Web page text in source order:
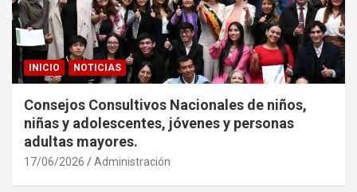
INICIO NOTICIAS
Consejos Consultivos Nacionales de niños,
niñas y adolescentes, jóvenes y personas
adultas mayores.
17/06/2026 Administración